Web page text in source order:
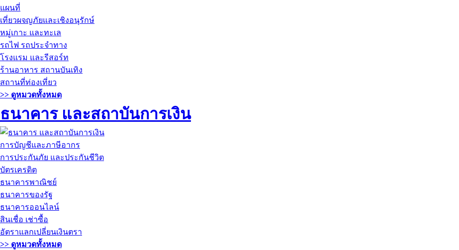
แผนที่
เที่ยวผจญภัยและเชิงอนุรักษ์
หมู่เกาะ และทะเล
รถไฟ รถประจำทาง
โรงแรม และรีสอร์ท
ร้านอาหาร สถานบันเทิง
สถานที่ท่องเที่ยว
>> ดูหมวดทั้งหมด
ธนาคาร และสถาบันการเงิน
การบัญชีและภาษีอากร
การประกันภัย และประกันชีวิต
บัตรเครดิต
ธนาคารพาณิชย์
ธนาคารของรัฐ
ธนาคารออนไลน์
สินเชื่อ เช่าซื้อ
อัตราแลกเปลี่ยนเงินตรา
>> ดูหมวดทั้งหมด